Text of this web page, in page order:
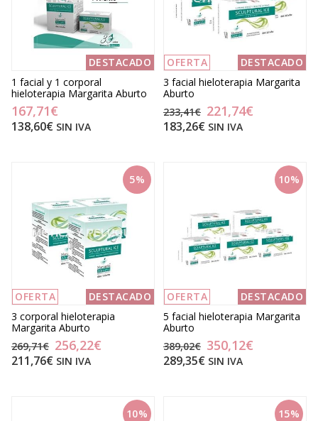
DESTACADO
1 facial y 1 corporal
hieloterapia Margarita Aburto
167,71€
138,60€ SIN IVA
OFERTA
DESTACADO
3 facial hieloterapia Margarita
Aburto
233,41€ 221,74€
183,26€ SIN IVA
5%
OFERTA
DESTACADO
3 corporal hieloterapia
Margarita Aburto
269,71€ 256,22€
211,76€ SIN IVA
10%
OFERTA
DESTACADO
5 facial hieloterapia Margarita
Aburto
389,02€ 350,12€
289,35€ SIN IVA
10% 15%